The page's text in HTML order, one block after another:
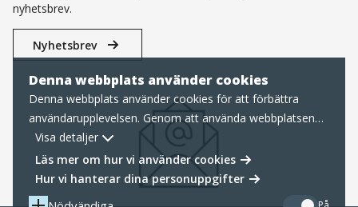
Denna webbplats använder cookies
Denna webbplats använder cookies för att förbättra
användarupplevelsen. Genom att använda webbplatsen
samtycker du till nödvändiga cookies, läs mer nedan om
hur vi hanterar cookies samt personuppgifter.
Visa detaljer
Läs mer om hur vi använder cookies
Hur vi hanterar dina personuppgifter
nyhetsbrev.
Nyhetsbrev